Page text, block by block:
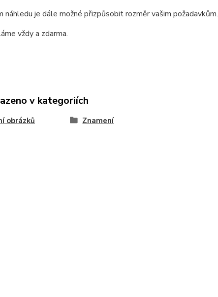
náhledu je dále možné přizpůsobit rozměr vašim požadavkům.
vždy a zdarma.
v kategoriích
obrázků Znamení